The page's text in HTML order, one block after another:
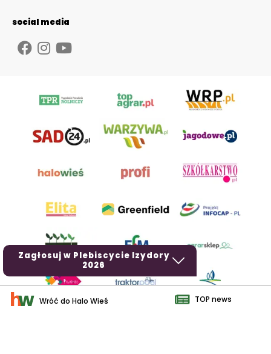
Zagłosuj w Plebiscycie Izydory
2026
social media
Wróć do Halo Wieś TOP news